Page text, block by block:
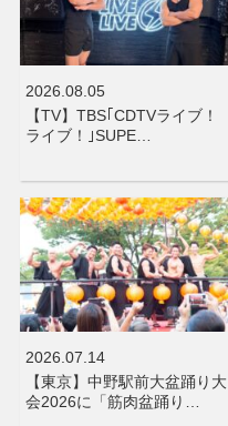
2026.08.05
【TV】TBS｢CDTVライブ！
ライブ！｣SUPE…
2026.07.14
【東京】中野駅前大盆踊り大
会2026に「筋肉盆踊り…